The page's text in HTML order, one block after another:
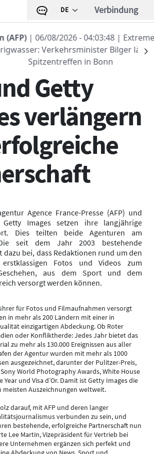
DE Verbindung
| 06/08/2026 - 04:03:48| Extremes
Verkehrsminister Bilger lädt zu
Spitzentreffen in Bonn
Liste
Getty
verlängern
Agence France-Presse (AFP) und
Images setzen ihre langjährige
Dies teilten beide Agenturen am
seit dem Jahr 2003 bestehende
bei, dass Redaktionen rund um den
Fotos und Videos zum
aus dem Sport und dem
versorgt werden können.
für Fotos und Filmaufnahmen versorgt
in mehr als 200 Ländern mit einer in
einzigartigen Abdeckung. Ob Roter
oder Konfliktherde: Jedes Jahr bietet das
zu mehr als 130.000 Ereignissen aus aller
der Agentur wurden mit mehr als 1000
ausgezeichnet, darunter der Pulitzer-Preis,
World Photography Awards, White House
und Visa d’Or. Damit ist Getty Images die
Auszeichnungen weltweit.
darauf, mit AFP und deren langer
verbunden zu sein, und
bestehende, erfolgreiche Partnerschaft nun
Lee Martin, Vizepräsident für Vertrieb bei
Unternehmen ergänzen sich perfekt und